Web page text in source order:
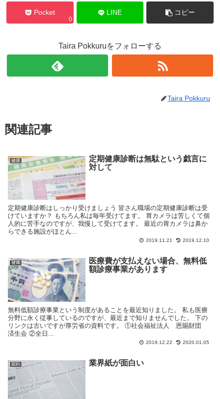
Pocket
0
LINE コピー
Taira Pokkuruをフォローする
Taira Pokkuru
関連記事
健康
定期健康診断は無駄という戯言に
対して
定期健康診断はしっかり受けましょう 皆さん職場の定期健康診断は受
けていますか？ もちろん私は毎年受けてます。 胃カメラは苦しくて個
人的に苦手なのですが、我慢して受けてます。 最近の胃カメラは鼻か
らできる施設がほとん...
2019.11.21 2019.12.10
健康
医療費が支払えない場合、無料低
額診療事業があります
無料低額診療事業という制度があることを最近知りました。 私も医療
分野に永く従事しているのですが、最近まで知りませんでした。 下の
リンクは古いですが厚労省の資料です。 ①社会福祉法人 恩賜財団
済生会 ②全日...
2019.12.22 2020.01.05
節約 業界紙が面白い